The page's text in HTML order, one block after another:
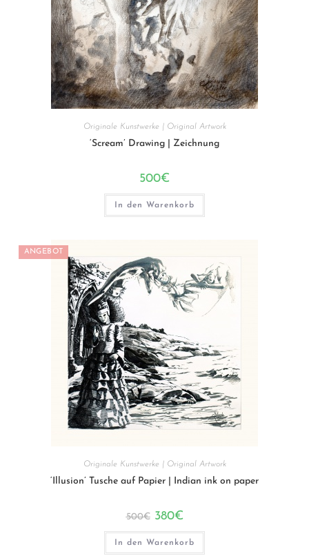
Originale Kunstwerke | Original Artwork
‘Scream’ Drawing | Zeichnung
500€
In den Warenkorb
ANGEBOT
Originale Kunstwerke | Original Artwork
‘Illusion’ Tusche auf Papier | Indian ink on paper
500€ Ursprünglicher
war:
500€
380€Aktueller
ist:
380€.
In den Warenkorb